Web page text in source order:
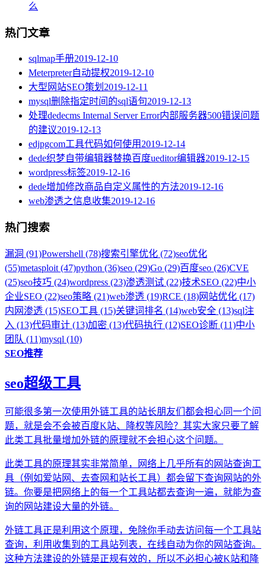
么
热门文章
sqlmap手册2019-12-10
Meterpreter自动提权2019-12-10
大型网站SEO策划 2019-12-11
mysql删除指定时间的sql语句2019-12-13
处理dedecms Internal Server Error内部服务器500错误问题
的建议2019-12-13
edjpgcom工具代码如何使用 2019-12-14
dede织梦自带编辑器替换百度ueditor编辑器2019-12-15
wordpress标签2019-12-16
dede增加修改商品自定义属性的方法2019-12-16
web渗透之信息收集2019-12-16
热门搜索
漏洞 (91)Powershell (78)搜索引擎优化 (72)seo优化
(55)metasploit (47)python (36)seo (29)Go (29)百度seo (26)CVE
(25)seo技巧 (24)wordpress (23)渗透测试 (22)技术SEO (22)中小
企业SEO (22)seo策略 (21)web渗透 (19)RCE (18)网站优化 (17)
内网渗透 (15)SEO工具 (15)关键词排名 (14)web安全 (13)sql注
入 (13)代码审计 (13)加密 (13)代码执行 (12)SEO诊断 (11)中小
团队 (11)mysql (10)
SEO推荐
seo超级工具
可能很多第一次使用外链工具的站长朋友们都会担心同一个问
题，就是会不会被百度K站、降权等风险？其实大家只要了解
此类工具批量增加外链的原理就不会担心这个问题。
此类工具的原理其实非常简单，网络上几乎所有的网站查询工
具（例如爱站网、去查网和站长工具）都会留下查询网站的外
链。你要是把网络上的每一个工具站都去查询一遍，就能为查
询的网站建设大量的外链。
外链工具正是利用这个原理，免除你手动去访问每一个工具站
查询，利用收集到的工具站列表，在线自动为你的网站查询。
这种方法建设的外链是正规有效的，所以不必担心被K站和降